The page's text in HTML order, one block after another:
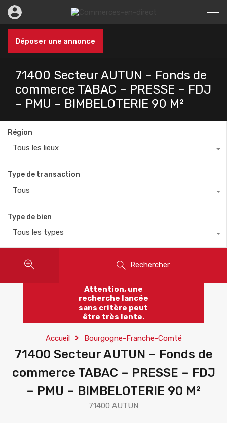
Déposer une annonce
71400 Secteur AUTUN – Fonds de
commerce TABAC – PRESSE – FDJ
– PMU – BIMBELOTERIE 90 M²
Région
Tous les lieux
Type de transaction
Tous
Type de bien
Tous les types
Rechercher
Attention, une
recherche lancée
sans critère peut
être très lente.
Accueil Bourgogne-Franche-Comté
71400 Secteur AUTUN – Fonds de
commerce TABAC – PRESSE – FDJ
– PMU – BIMBELOTERIE 90 M²
71400 AUTUN